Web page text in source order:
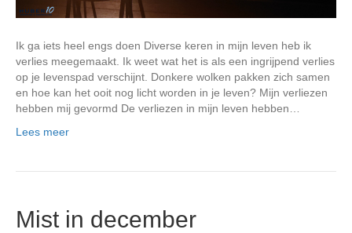
Ik ga iets heel engs doen Diverse keren in mijn leven heb ik
verlies meegemaakt. Ik weet wat het is als een ingrijpend verlies
op je levenspad verschijnt. Donkere wolken pakken zich samen
en hoe kan het ooit nog licht worden in je leven? Mijn verliezen
hebben mij gevormd De verliezen in mijn leven hebben…
Lees meer
Mist in december